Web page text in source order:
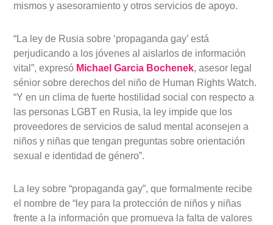
mismos y asesoramiento y otros servicios de apoyo.
“La ley de Rusia sobre ‘propaganda gay’ está
perjudicando a los jóvenes al aislarlos de información
vital”, expresó Michael Garcia Bochenek, asesor legal
sénior sobre derechos del niño de Human Rights Watch.
“Y en un clima de fuerte hostilidad social con respecto a
las personas LGBT en Rusia, la ley impide que los
proveedores de servicios de salud mental aconsejen a
niños y niñas que tengan preguntas sobre orientación
sexual e identidad de género”.
La ley sobre “propaganda gay”, que formalmente recibe
el nombre de “ley para la protección de niños y niñas
frente a la información que promueva la falta de valores